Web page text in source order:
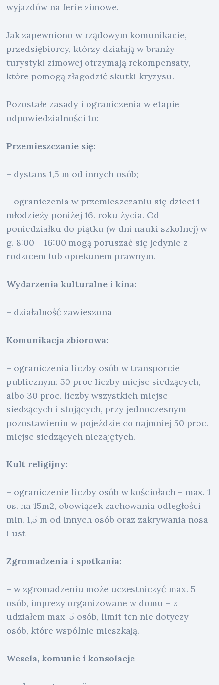
wyjazdów na ferie zimowe.
Jak zapewniono w rządowym komunikacie,
przedsiębiorcy, którzy działają w branży
turystyki zimowej otrzymają rekompensaty,
które pomogą złagodzić skutki kryzysu.
Pozostałe zasady i ograniczenia w etapie
odpowiedzialności to:
Przemieszczanie się:
– dystans 1,5 m od innych osób;
– ograniczenia w przemieszczaniu się dzieci i
młodzieży poniżej 16. roku życia. Od
poniedziałku do piątku (w dni nauki szkolnej) w
g. 8:00 – 16:00 mogą poruszać się jedynie z
rodzicem lub opiekunem prawnym.
Wydarzenia kulturalne i kina:
– działalność zawieszona
Komunikacja zbiorowa:
– ograniczenia liczby osób w transporcie
publicznym: 50 proc liczby miejsc siedzących,
albo 30 proc. liczby wszystkich miejsc
siedzących i stojących, przy jednoczesnym
pozostawieniu w pojeździe co najmniej 50 proc.
miejsc siedzących niezajętych.
Kult religijny:
– ograniczenie liczby osób w kościołach – max. 1
os. na 15m2, obowiązek zachowania odległości
min. 1,5 m od innych osób oraz zakrywania nosa
i ust
Zgromadzenia i spotkania:
– w zgromadzeniu może uczestniczyć max. 5
osób, imprezy organizowane w domu – z
udziałem max. 5 osób, limit ten nie dotyczy
osób, które wspólnie mieszkają.
Wesela, komunie i konsolacje